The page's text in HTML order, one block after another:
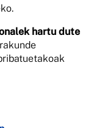
hartu dute